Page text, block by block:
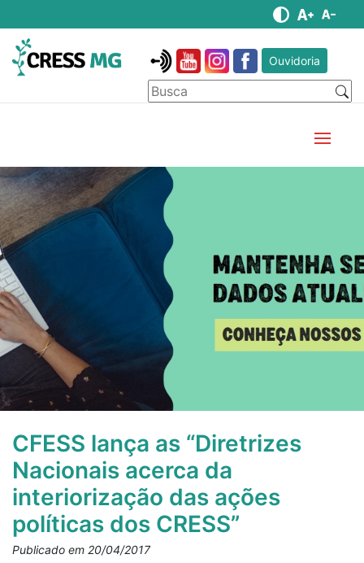
Ouvidoria
CFESS lança as “Diretrizes
Nacionais acerca da
interiorização das ações
políticas dos CRESS”
Publicado em 20/04/2017